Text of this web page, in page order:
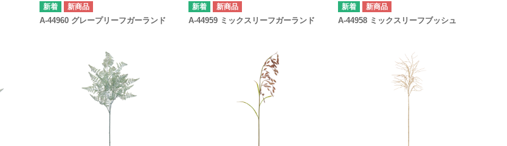
新商品
A-44960 グレープリーフガーランド
新商品
A-44959 ミックスリーフガーランド
新商品
A-44958 ミックスリーフブッシュ